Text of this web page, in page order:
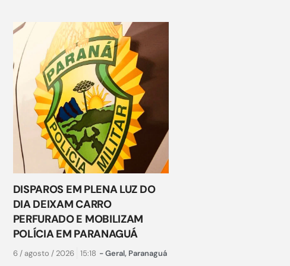
DISPAROS EM PLENA LUZ DO
DIA DEIXAM CARRO
PERFURADO E MOBILIZAM
POLÍCIA EM PARANAGUÁ
6 / agosto / 2026 15:18 -Geral, Paranaguá